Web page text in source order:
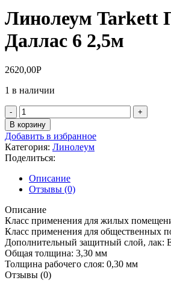
Линолеум Tarkett
Даллас 6 2,5м
2620,00Р
1 в наличии
Количество
товара
Линолеум
Tarkett
Престиж
Даллас
6
2,5м
В корзину
Добавить в избранное
Категория: Линолеум
Поделиться:
Описание
Отзывы (0)
Описание
Класс применения для жилых
Класс применения для общественных
Дополнительный защитный слой, лак:
Общая толщина: 3,30 мм
Толщина рабочего слоя: 0,30 мм
Отзывы (0)